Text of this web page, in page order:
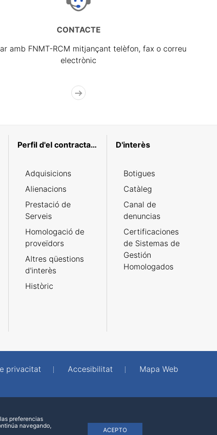
CONTACTE
amb FNMT-RCM mitjançant telèfon, fax o correu
electrònic
Perfil d'el contractant
Adquisicions
Alienacions
Prestació de
Serveis
Homologació de
proveïdors
Altres qüestions
d'interès
Històric
D'interès
Botigues
Catàleg
Canal de
denuncias
Certificaciones
de Sistemas de
Gestión
Homologados
privacitat Accesibilitat
Mapa Web
preferencias
navegando,
ACEPTO